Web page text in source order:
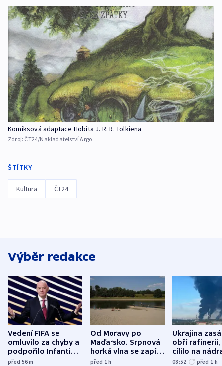
Komiksová adaptace Hobita J. R. R. Tolkiena
Zdroj: ČT24/Nakladatelství Argo
ŠTÍTKY
Kultura ČT24
Výběr redakce
Vedení FIFA se
omluvilo za chyby a
podpořilo Infantina.
UEFA trvá na
před 56m
Od Moravy po
Maďarsko. Srpnová
horká vlna se zapíše
do dějin
před 1h
Ukrajina
obří rafinerii,
cílilo na
autobus
08:52 před 1 h